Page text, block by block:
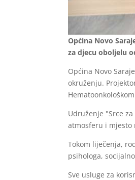
Općina Novo
za djecu oboljelu
Općina Novo
okruženju.
Udruženje "Srce
atmosferu i mjesto
Tokom liječenja,
psihologa,
Sve usluge za